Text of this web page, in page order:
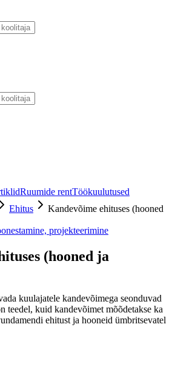
Ruumide rentTöökuulutused
Ehitus
Kandevõime ehituses (hooned
projekteerimine
(hooned ja
kuulajatele kandevõimega seonduvad
teedel, kuid kandevõimet mõõdetakse ka
ehitust ja hooneid ümbritsevatel